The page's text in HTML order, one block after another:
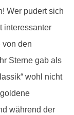
Wer pudert sich
interessanter
von den
Sterne gab als
wohl nicht
während der